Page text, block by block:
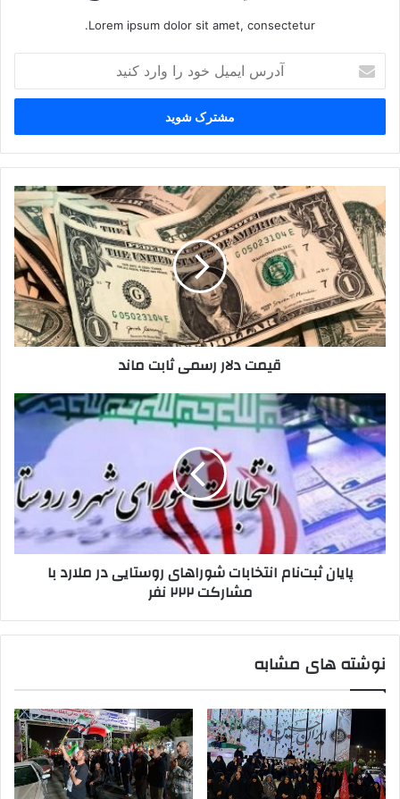
Lorem ipsum dolor sit amet, consectetur.
ایمیل
خود
وارد
کنید
دلار
رسمی
ثابت
ماند
قیمت دلار رسمی ثابت ماند
ثبت‌نام
انتخابات
شوراهای
روستایی
در
ملارد
با
مشارکت
پایان ثبت‌نام انتخابات شوراهای روستایی در ملارد با
مشارکت ۲۲۲ نفر
نوشته های مشابه